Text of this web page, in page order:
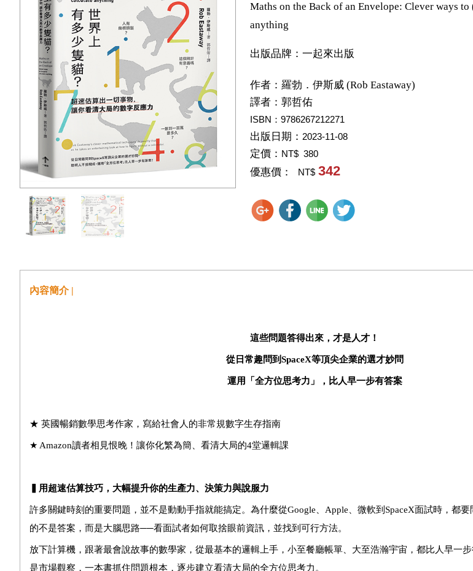
Maths on the Back of an Envelope: Clever ways
anything
出版品牌：一起來出版
作者： 羅勃．伊斯威 (Rob Eastaway)
譯者： 郭哲佑
ISBN：9786267212271
出版日期： 2023-11-08
定價： NT$ 380
優惠價： NT$ 342
內容簡介 |
這些問題答得出來，才是人才！
從日常趣問到SpaceX等頂尖企業的選才妙問
運用「全方位思考力」，比人早一步有答案
★ 英國暢銷數學思考作家，寫給社會人的非常規數字生存指南
★ Amazon讀者相見恨晚！讓你化繁為簡、看清大局的4堂邏輯課
▍用超速估算技巧，大幅提升你的生產力、決策力與說服力
許多關鍵時刻的重要問題，並不是動動手指就能搞定。為什麼從Google Apple 、微軟到 SpaceX面試時，都要
的不是答案，而是大腦思路──看面試者如何取捨眼前資訊，並找到可行方法。
放下計算機，跟著最會說故事的數學家，從最基本的邏輯上手，小至餐廳帳單、大至浩瀚宇宙，都比人早一
是市場觀察，一本書抓住問題根本，逐步建立看清大局的全方位思考力。